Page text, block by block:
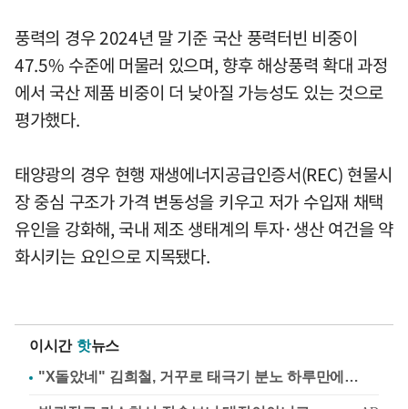
풍력의 경우 2024년 말 기준 국산 풍력터빈 비중이
47.5% 수준에 머물러 있으며, 향후 해상풍력 확대 과정
에서 국산 제품 비중이 더 낮아질 가능성도 있는 것으로
평가했다.
태양광의 경우 현행 재생에너지공급인증서(REC) 현물시
장 중심 구조가 가격 변동성을 키우고 저가 수입재 채택
유인을 강화해, 국내 제조 생태계의 투자·생산 여건을 약
화시키는 요인으로 지목됐다.
이시간 핫뉴스
"X돌았네" 김희철, 거꾸로 태극기 분노 하루만에…